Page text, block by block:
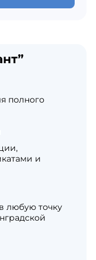
полного
и
любую точку